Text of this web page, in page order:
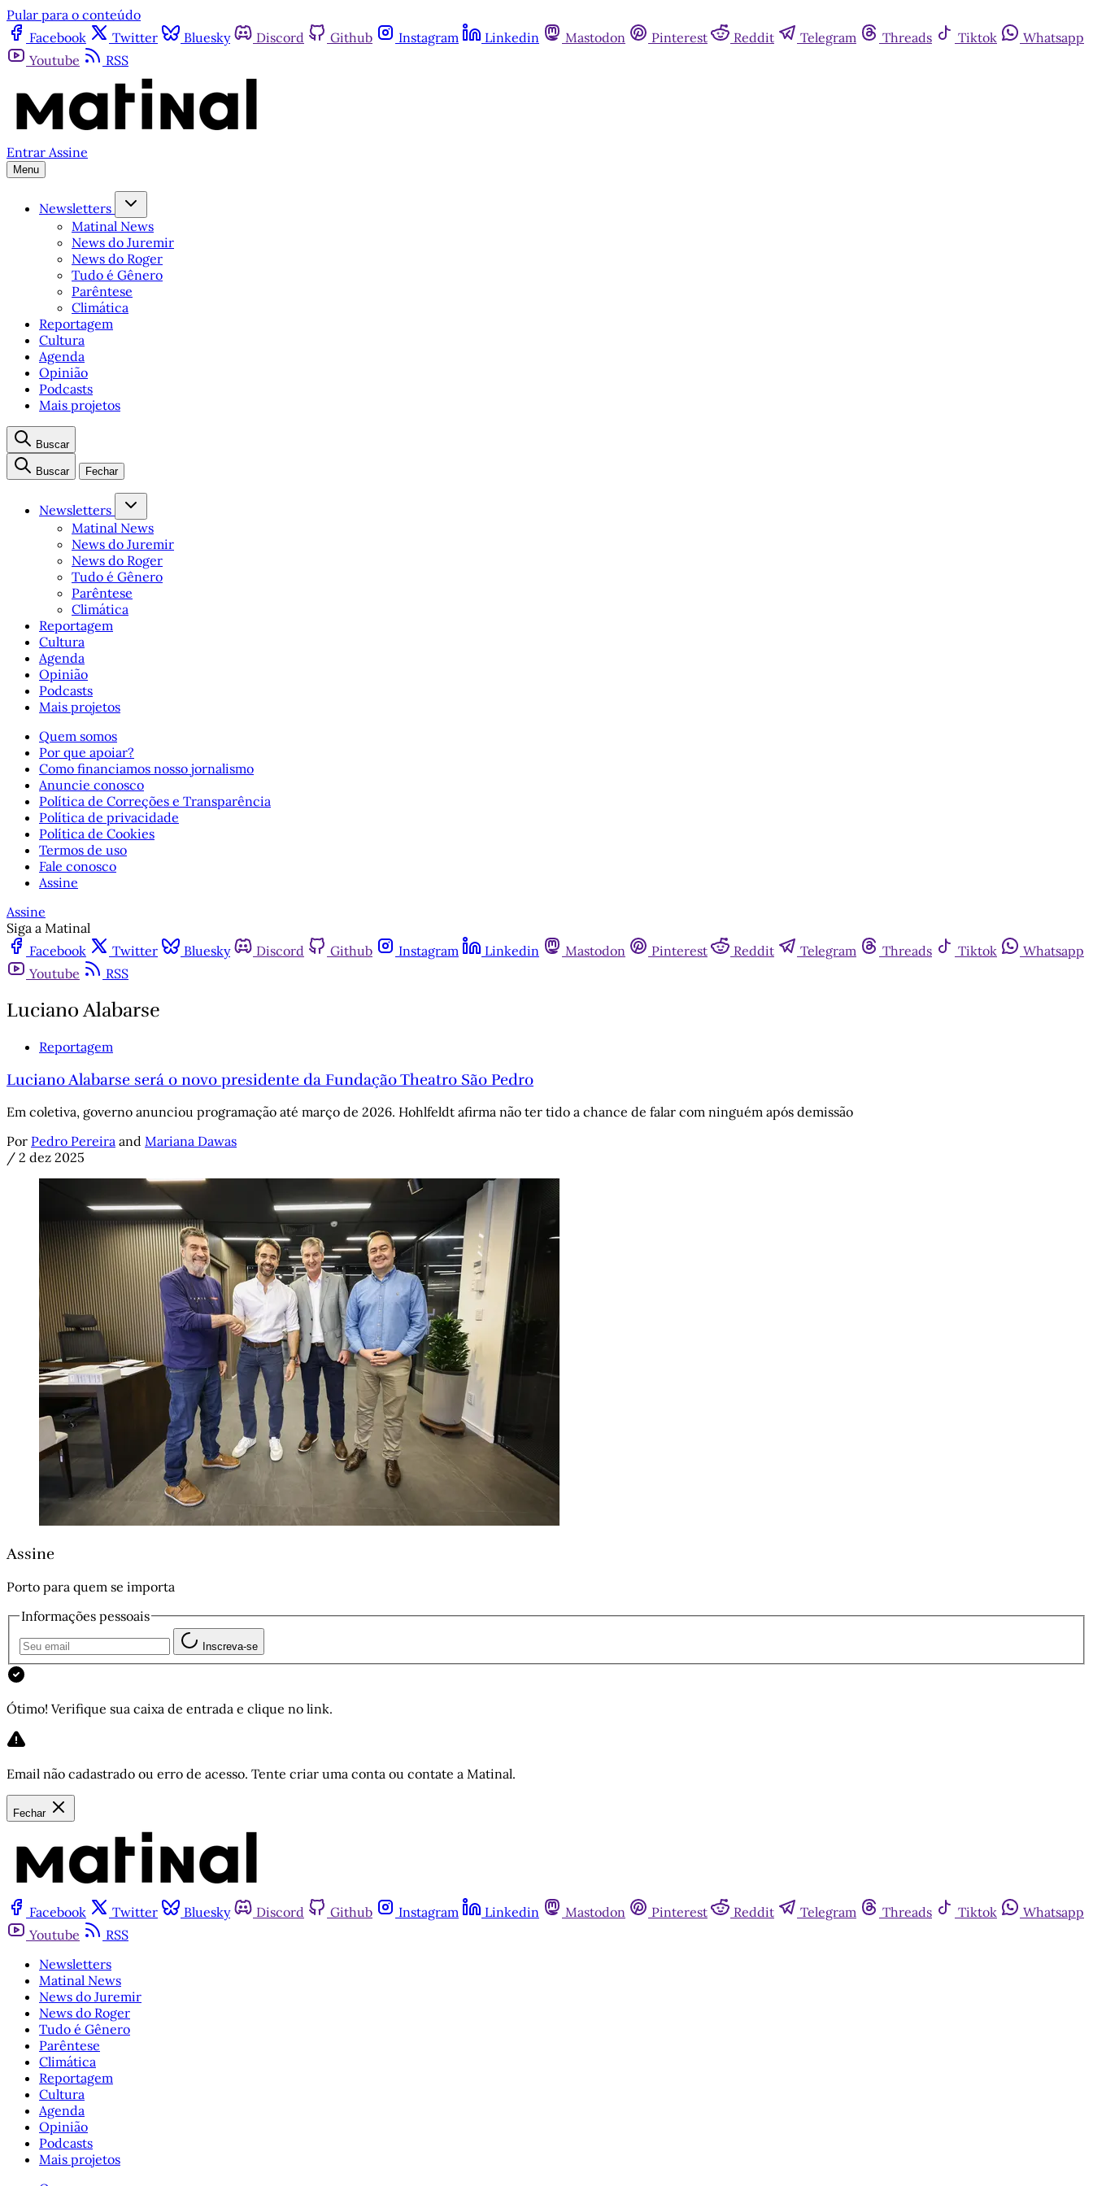
Pular para o conteúdo
Facebook
Twitter Bluesky Discord Github Instagram Linkedin Mastodon Pinterest Reddit Telegram Threads Tiktok
Whatsapp
Youtube
RSS
Entrar Assine
Menu
Newsletters
Matinal News
News do Juremir
News do Roger
Tudo é Gênero
Parêntese
Climática
Reportagem
Cultura
Agenda
Opinião
Podcasts
Mais projetos
Buscar
Buscar Fechar
Newsletters
Matinal News
News do Juremir
News do Roger
Tudo é Gênero
Parêntese
Climática
Reportagem
Cultura
Agenda
Opinião
Podcasts
Mais projetos
Quem somos
Por que apoiar?
Como financiamos nosso jornalismo
Anuncie conosco
Política de Correções e Transparência
Política de privacidade
Política de Cookies
Termos de uso
Fale conosco
Assine
Assine
Siga a Matinal
Facebook
Twitter Bluesky Discord Github Instagram Linkedin Mastodon Pinterest Reddit Telegram Threads Tiktok
Whatsapp
Youtube
RSS
Luciano Alabarse
Reportagem
Luciano Alabarse será o novo presidente da Fundação Theatro São Pedro
Em coletiva, governo anunciou programação até março de 2026. Hohlfeldt afirma não ter tido a chance de falar com ninguém após demissão
Por Pedro Pereira and Mariana Dawas
/ 2 dez 2025
Assine
Porto para quem se importa
Informações pessoais
Inscreva-se
Ótimo! Verifique sua caixa de entrada e clique no link.
Email não cadastrado ou erro de acesso. Tente criar uma conta ou contate a Matinal.
Fechar
Facebook Twitter Bluesky Discord Github Instagram Linkedin Mastodon Pinterest Reddit Telegram Threads Tiktok
Whatsapp
Youtube
RSS
Newsletters
Matinal News
News do Juremir
News do Roger
Tudo é Gênero
Parêntese
Climática
Reportagem
Cultura
Agenda
Opinião
Podcasts
Mais projetos